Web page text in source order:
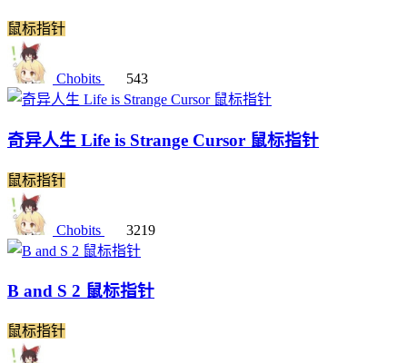
鼠标指针
Chobits 543
奇异人生 Life is Strange Cursor 鼠标指针
鼠标指针
Chobits 3219
B and S 2 鼠标指针
鼠标指针